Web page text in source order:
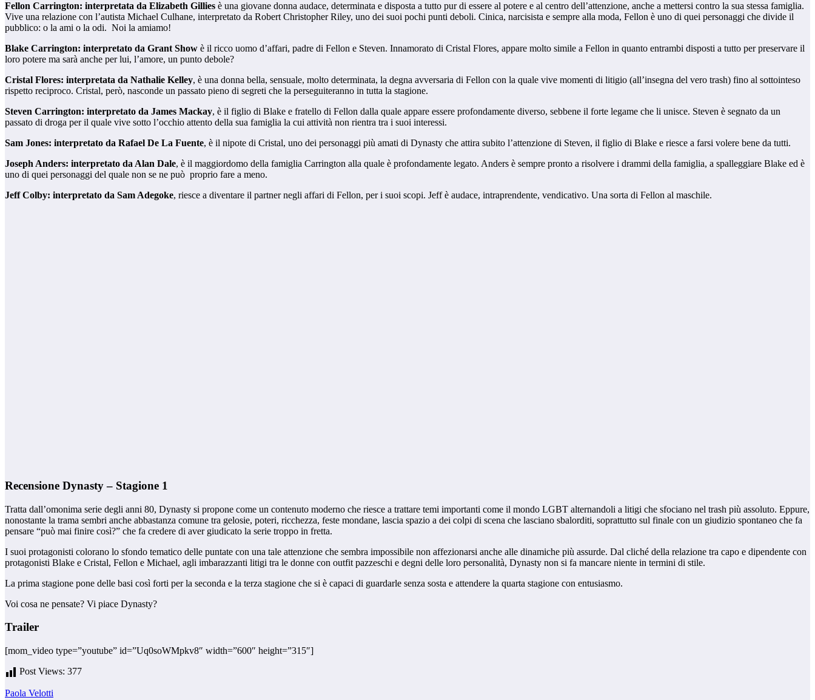
Fellon Carrington: interpretata da Elizabeth Gillies è una giovane donna audace, determinata e disposta a tutto pur di essere al potere e al centro dell’attenzione, anche a mettersi contro la sua stessa famiglia.
Vive una relazione con l’autista Michael Culhane, interpretato da Robert Christopher Riley, uno dei suoi pochi punti deboli. Cinica, narcisista e sempre alla moda, Fellon è uno di quei personaggi che divide il
pubblico: o la ami o la odi. Noi la amiamo!
Blake Carrington: interpretato da Grant Show è il ricco uomo d’affari, padre di Fellon e Steven. Innamorato di Cristal Flores, appare molto simile a Fellon in quanto entrambi disposti a tutto per preservare il
loro potere ma sarà anche per lui, l’amore, un punto debole?
Cristal Flores: interpretata da Nathalie Kelley, è una donna bella, sensuale, molto determinata, la degna avversaria di Fellon con la quale vive momenti di litigio (all’insegna del vero trash) fino al sottointeso
rispetto reciproco. Cristal, però, nasconde un passato pieno di segreti che la perseguiteranno in tutta la stagione.
Steven Carrington: interpretato da James Mackay, è il figlio di Blake e fratello di Fellon dalla quale appare essere profondamente diverso, sebbene il forte legame che li unisce. Steven è segnato da un
passato di droga per il quale vive sotto l’occhio attento della sua famiglia la cui attività non rientra tra i suoi interessi.
Sam Jones: interpretato da Rafael De La Fuente, è il nipote di Cristal, uno dei personaggi più amati di Dynasty che attira subito l’attenzione di Steven, il figlio di Blake e riesce a farsi volere bene da tutti.
Joseph Anders: interpretato da Alan Dale, è il maggiordomo della famiglia Carrington alla quale è profondamente legato. Anders è sempre pronto a risolvere i drammi della famiglia, a spalleggiare Blake ed è
uno di quei personaggi del quale non se ne può proprio fare a meno.
Jeff Colby: interpretato da Sam Adegoke, riesce a diventare il partner negli affari di Fellon, per i suoi scopi. Jeff è audace, intraprendente, vendicativo. Una sorta di Fellon al maschile.
Recensione Dynasty – Stagione 1
Tratta dall’omonima serie degli anni 80, Dynasty si propone come un contenuto moderno che riesce a trattare temi importanti come il mondo LGBT alternandoli a litigi che sfociano nel trash più assoluto. Eppure,
nonostante la trama sembri anche abbastanza comune tra gelosie, poteri, ricchezza, feste mondane, lascia spazio a dei colpi di scena che lasciano sbalorditi, soprattutto sul finale con un giudizio spontaneo che fa
pensare “può mai finire così?” che fa credere di aver giudicato la serie troppo in fretta.
I suoi protagonisti colorano lo sfondo tematico delle puntate con una tale attenzione che sembra impossibile non affezionarsi anche alle dinamiche più assurde. Dal cliché della relazione tra capo e dipendente con
protagonisti Blake e Cristal, Fellon e Michael, agli imbarazzanti litigi tra le donne con outfit pazzeschi e degni delle loro personalità, Dynasty non si fa mancare niente in termini di stile.
La prima stagione pone delle basi così forti per la seconda e la terza stagione che si è capaci di guardarle senza sosta e attendere la quarta stagione con entusiasmo.
Voi cosa ne pensate? Vi piace Dynasty?
Trailer
[mom_video type=”youtube” id=”Uq0soWMpkv8″ width=”600″ height=”315″]
Post Views: 377
Paola Velotti